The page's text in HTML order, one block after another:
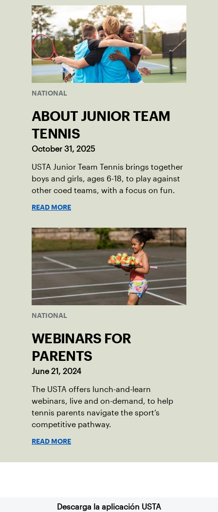
NATIONAL
ABOUT JUNIOR TEAM
TENNIS
October 31, 2025
USTA Junior Team Tennis brings together
boys and girls, ages 6-18, to play against
other coed teams, with a focus on fun.
READ MORE
NATIONAL
WEBINARS FOR
PARENTS
June 21, 2024
The USTA offers lunch-and-learn
webinars, live and on-demand, to help
tennis parents navigate the sport’s
competitive pathway.
READ MORE
Descarga la aplicación USTA